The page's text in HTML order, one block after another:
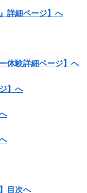
詳細ページ】へ
体験詳細ページ】へ
】へ
目次へ